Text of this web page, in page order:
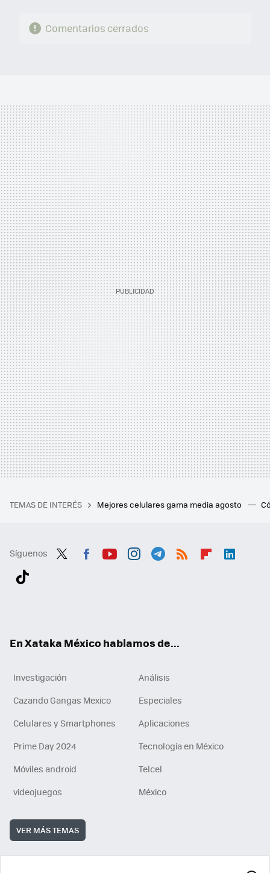
Comentarios cerrados
TEMAS DE INTERÉS Mejores celulares gama media agosto
Síguenos
En Xataka México hablamos de...
Investigación
Análisis
Cazando Gangas Mexico
Especiales
Celulares y Smartphones
Aplicaciones
Prime Day 2024
Tecnología en México
Móviles android
Telcel
videojuegos
México
VER MÁS TEMAS